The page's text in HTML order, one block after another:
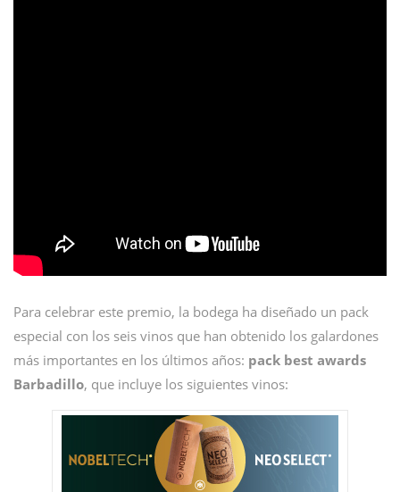
Para celebrar este premio, la bodega ha diseñado un pack
especial con los seis vinos que han obtenido los galardones
más importantes en los últimos años: pack best awards
Barbadillo, que incluye los siguientes vinos: